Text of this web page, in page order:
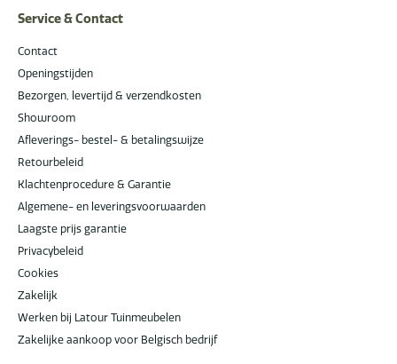
Service & Contact
Contact
Openingstijden
Bezorgen, levertijd & verzendkosten
Showroom
Afleverings- bestel- & betalingswijze
Retourbeleid
Klachtenprocedure & Garantie
Algemene- en leveringsvoorwaarden
Laagste prijs garantie
Privacybeleid
Cookies
Zakelijk
Werken bij Latour Tuinmeubelen
Zakelijke aankoop voor Belgisch bedrijf